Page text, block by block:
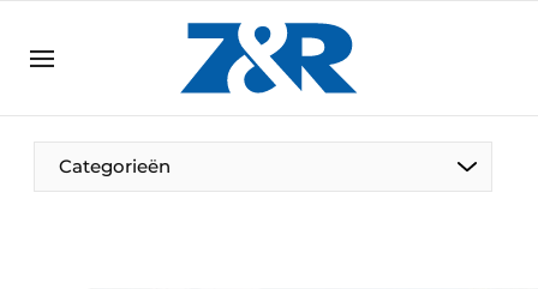
DE EN
NL
Categorieën